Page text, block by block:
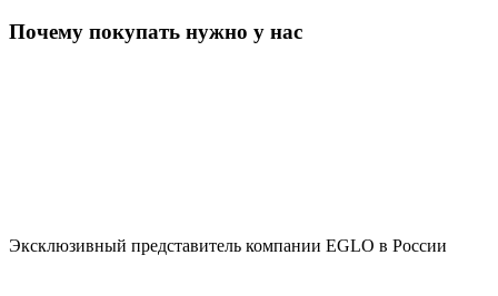
Почему покупать нужно у нас
Эксклюзивный представитель компании EGLO в России